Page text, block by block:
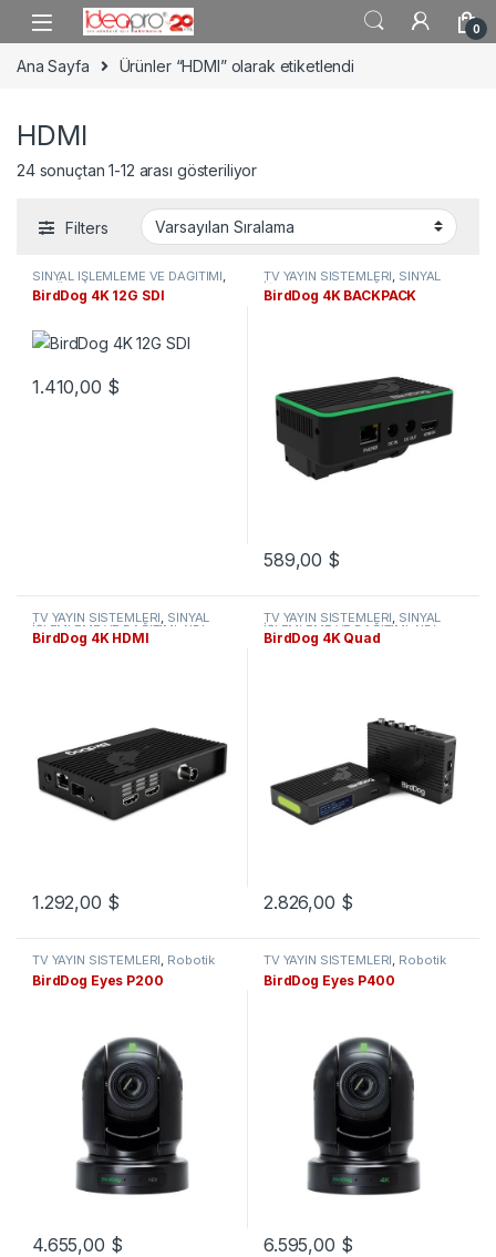
Skip to navigation
Skip to content
0
Ana Sayfa Ürünler “HDMI” olarak etiketlendi
HDMI
24 sonuçtan 1-12 arası gösteriliyor
Filters
SİNYAL İŞLEMLEME VE DAĞITIMI
NDI Ürünler,TV YAYIN
SİSTEMLERİ
BirdDog 4K 12G SDI
1.410,00 $
TV YAYIN SİSTEMLERİ SİNYAL
İŞLEMLEME VE DAĞITIMI,NDI
Ürünler
BirdDog 4K BACKPACK
589,00 $
TV YAYIN SİSTEMLERİ, SİNYAL
İŞLEMLEME VE DAĞITIMI NDI
Ürünler
BirdDog 4K HDMI
1.292,00 $
TV YAYIN SİSTEMLERİ, SİNYAL
İŞLEMLEME VE DAĞITIMI NDI
Ürünler
BirdDog 4K Quad
2.826,00 $
TV YAYIN SİSTEMLERİ, Robotik
Kameralar
BirdDog Eyes P200
4.655,00 $
TV YAYIN SİSTEMLERİ, Robotik
Kameralar
BirdDog Eyes P400
6.595,00 $